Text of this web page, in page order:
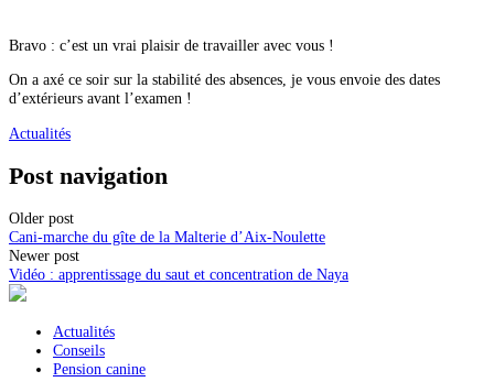
Bravo : c’est un vrai plaisir de travailler avec vous !
On a axé ce soir sur la stabilité des absences, je vous envoie des dates
d’extérieurs avant l’examen !
Actualités
Post navigation
Older post
Cani-marche du gîte de la Malterie d’Aix-Noulette
Newer post
Vidéo : apprentissage du saut et concentration de Naya
Actualités
Conseils
Pension canine